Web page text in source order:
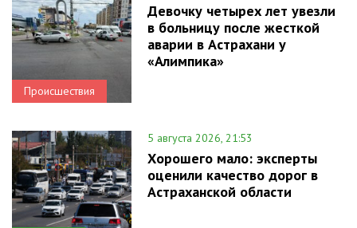
Происшествия
Девочку четырех лет увезли
в больницу после жесткой
аварии в Астрахани у
«Алимпика»
5 августа 2026, 21:53
Хорошего мало: эксперты
оценили качество дорог в
Астраханской области